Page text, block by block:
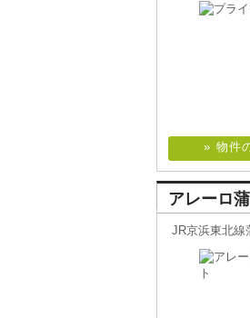
» 物件
アレーロ
JR京浜東北線